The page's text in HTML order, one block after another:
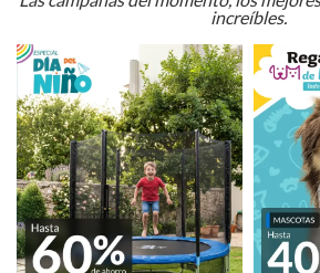
increíbles.